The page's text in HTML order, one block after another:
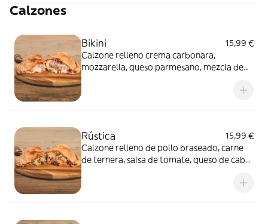
Calzones
Bikini
15,99 €
Calzone relleno crema carbonara,
mozzarella, queso parmesano, mezcla de
Rústica
15,99 €
Calzone relleno de pollo braseado, carne
de ternera, salsa de tomate, queso de cabra